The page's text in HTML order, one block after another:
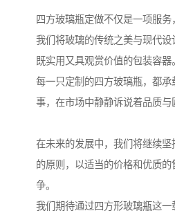
四方玻璃瓶定做不仅是一项服务
我们将玻璃的传统之美与现代
既实用又具观赏价值的包装容器。
每一只定制的四方玻璃瓶，都
事，在市场中静静诉说着品质与
在未来的发展中，我们将继续
的原则，以适当的价格和优质
争。
我们期待通过四方形玻璃瓶这